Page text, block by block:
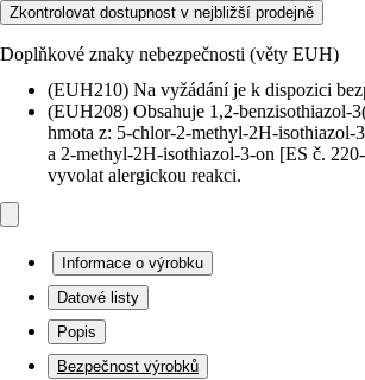
Zkontrolovat dostupnost v nejbližší prodejně
Doplňkové znaky nebezpečnosti (věty EUH)
(EUH210) Na vyžádání je k dispozici
(EUH208) Obsahuje 1,2-benzisothiazol-
hmota z: 5-chlor-2-methyl-2H-isothiazol-
a 2-methyl-2H-isothiazol-3-on [ES č.
vyvolat alergickou reakci.
Informace o výrobku
Datové listy
Popis
Bezpečnost výrobků